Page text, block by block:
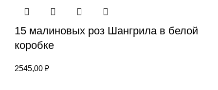
15 малиновых роз Шангрила в белой
коробке
2545,00 ₽